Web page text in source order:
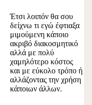
Έτσι λοιπόν θα σου
δείχνω τι εγώ έφτιαξα
μιμούμενη κάποιο
ακριβό διακοσμητικό
αλλά με πολύ
χαμηλότερο κόστος
και με εύκολο τρόπο ή
αλλάζοντας την χρήση
κάποιων άλλων.